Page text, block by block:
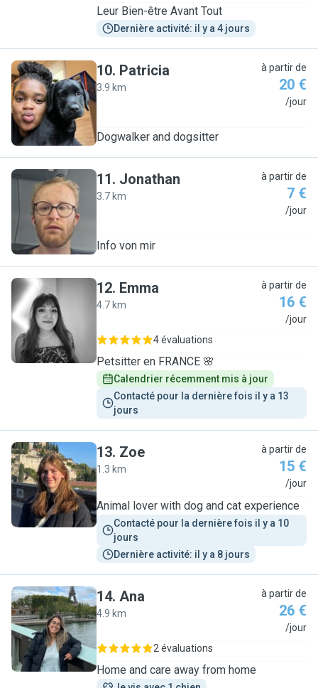
Leur Bien-être Avant Tout
Dernière activité: il y a 4 jours
P
10. Patricia
3.9 km
à partir de
20 €
/jour
Dogwalker and dogsitter
J
11. Jonathan
3.7 km
à partir de
7 €
/jour
Info von mir
E
12. Emma
4.7 km
à partir de
16 €
/jour
4 évaluations
Petsitter en FRANCE 🌸
Calendrier récemment mis à jour
Contacté pour la dernière fois il y a 13
jours
Z
13. Zoe
1.3 km
à partir de
15 €
/jour
Animal lover with dog and cat experience
Contacté pour la dernière fois il y a 10
jours
Dernière activité: il y a 8 jours
A
14. Ana
4.9 km
à partir de
26 €
/jour
2 évaluations
Home and care away from home